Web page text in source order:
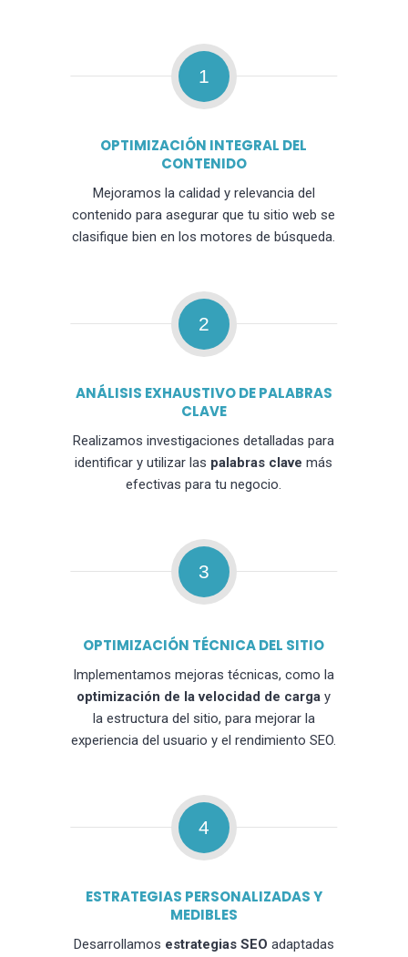
1
OPTIMIZACIÓN INTEGRAL DEL
CONTENIDO
Mejoramos la calidad y relevancia del
contenido para asegurar que tu sitio web se
clasifique bien en los motores de búsqueda.
2
ANÁLISIS EXHAUSTIVO DE PALABRAS
CLAVE
Realizamos investigaciones detalladas para
identificar y utilizar las palabras clave más
efectivas para tu negocio.
3
OPTIMIZACIÓN TÉCNICA DEL SITIO
Implementamos mejoras técnicas, como la
optimización de la velocidad de carga y
la estructura del sitio, para mejorar la
experiencia del usuario y el rendimiento SEO.
4
ESTRATEGIAS PERSONALIZADAS Y
MEDIBLES
Desarrollamos estrategias SEO adaptadas